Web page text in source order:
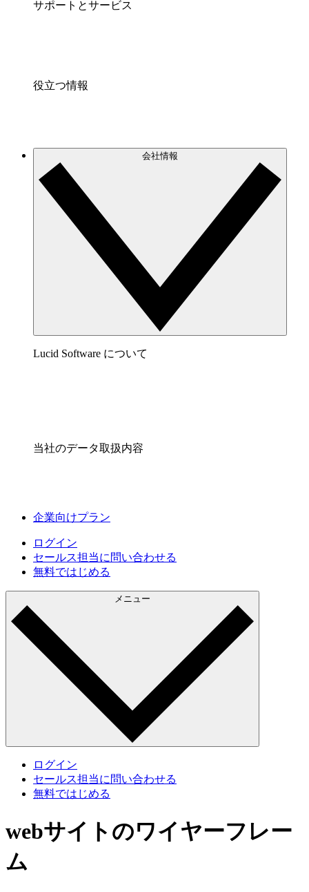
サポートとサービス
役立つ情報
会社情報
Lucid Software について
当社のデータ取扱内容
企業向けプラン
ログイン
セールス担当に問い合わせる
無料ではじめる
メニュー
ログイン
セールス担当に問い合わせる
無料ではじめる
webサイトのワイヤーフレー
ム